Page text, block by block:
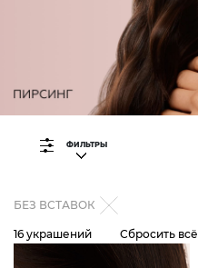
ФИЛЬТРЫ
БЕЗ ВСТАВОК
16 украшений Сбросить всё